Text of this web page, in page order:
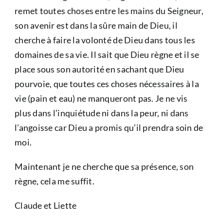
remet toutes choses entre les mains du Seigneur,
son avenir est dans la sûre main de Dieu, il
cherche à faire la volonté de Dieu dans tous les
domaines de sa vie. Il sait que Dieu règne et il se
place sous son autorité en sachant que Dieu
pourvoie, que toutes ces choses nécessaires à la
vie (pain et eau) ne manqueront pas. Je ne vis
plus dans l’inquiétude ni dans la peur, ni dans
l’angoisse car Dieu a promis qu’il prendra soin de
moi.
Maintenant je ne cherche que sa présence, son
règne, cela me suffit.
Claude et Liette